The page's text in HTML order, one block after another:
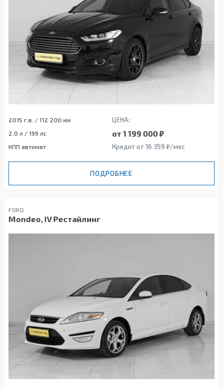
2015 г.в. / 112 200 км ЦЕНА:
2.0 л / 199 лс от 1 199 000 ₽
КПП автомат Кредит от 16 359 ₽/мес
ПОДРОБНЕЕ
FORD
Mondeo, IV Рестайлинг